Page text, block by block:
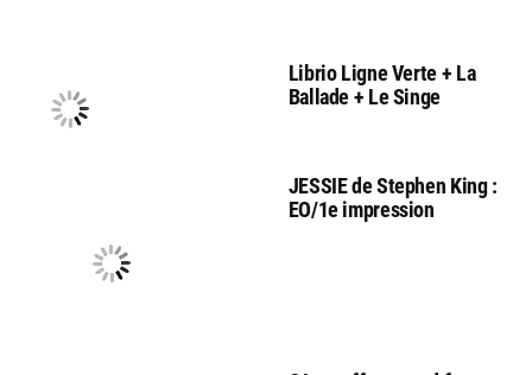
Librio Ligne Verte + La
Ballade + Le Singe
JESSIE de Stephen King :
EO/1e impression